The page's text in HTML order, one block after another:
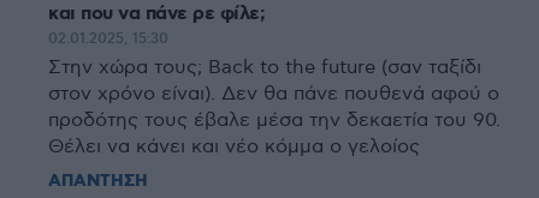
και που να πάνε ρε φίλε;
02.01.2025, 15:30
Στην χώρα τους; Back to the future (σαν ταξίδι
στον χρόνο είναι). Δεν θα πάνε πουθενά αφού ο
προδότης τους έβαλε μέσα την δεκαετία του 90.
Θέλει να κάνει και νέο κόμμα ο γελοίος
ΑΠΑΝΤΗΣΗ